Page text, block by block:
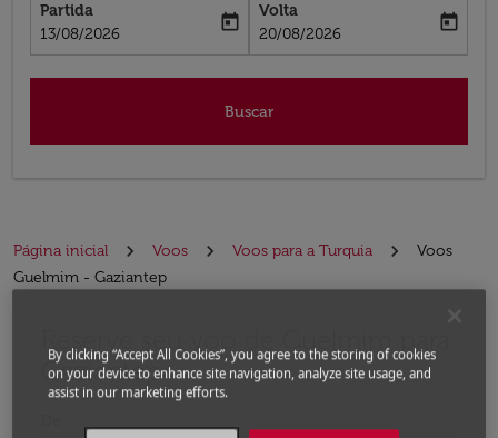
Partida
fc-booking-departure-date-aria-label
13/08/2026
today
Volta
fc-booking-return-date-aria-label
20/08/2026
today
Buscar
Página inicial Voos Voos para a Turquia
Voos
Guelmim - Gaziantep
Reserve seu voo de Guelmim para
Gaziantep
By clicking “Accept All Cookies”, you agree to the storing of cookies
on your device to enhance site navigation, analyze site usage, and
assist in our marketing efforts.